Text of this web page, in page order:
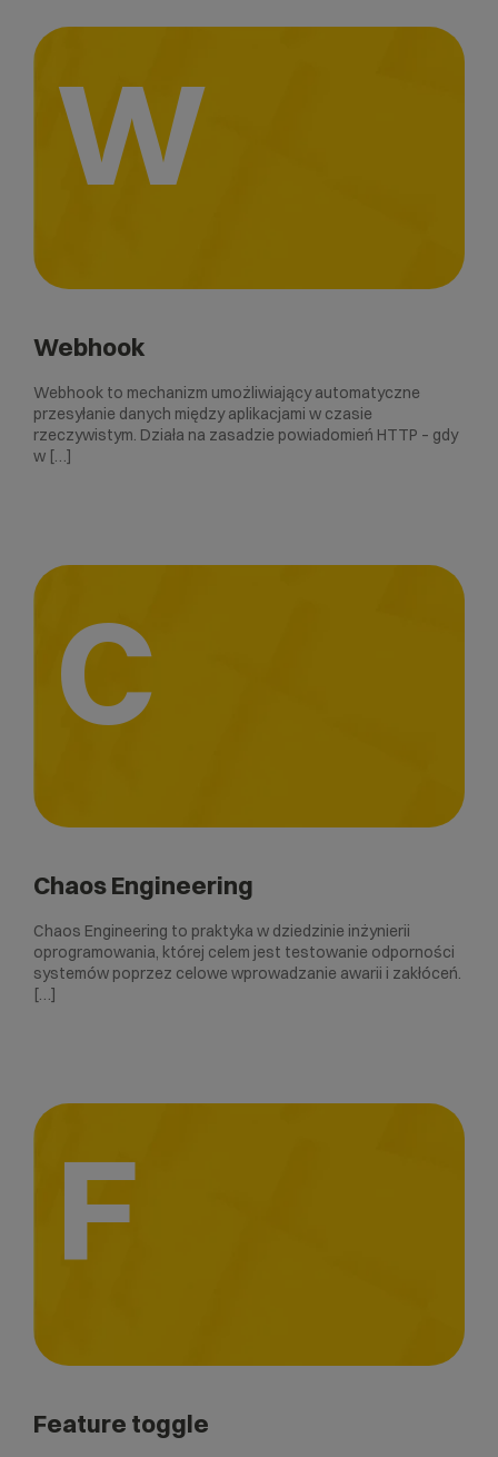
W
Webhook
Webhook to mechanizm umożliwiający automatyczne
przesyłanie danych między aplikacjami w czasie
rzeczywistym. Działa na zasadzie powiadomień HTTP – gdy
w […]
C
Chaos Engineering
Chaos Engineering to praktyka w dziedzinie inżynierii
oprogramowania, której celem jest testowanie odporności
systemów poprzez celowe wprowadzanie awarii i zakłóceń.
[…]
F
Feature toggle